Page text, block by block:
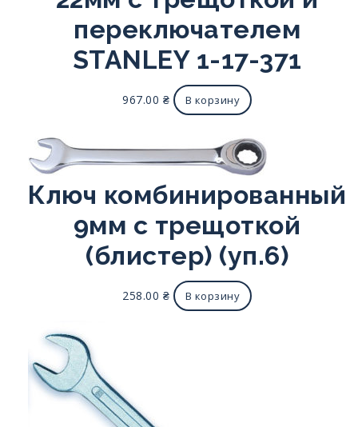
переключателем
STANLEY 1-17-371
967.00 ₴ В корзину
Ключ комбинированный
9мм с трещоткой
(блистер) (уп.6)
258.00 ₴ В корзину